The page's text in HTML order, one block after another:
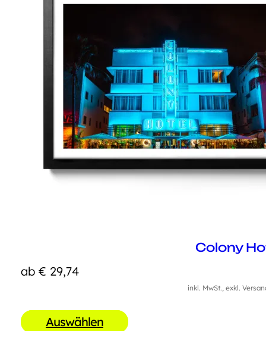
Colony
ab € 29,74
inkl. MwSt., exkl.
Auswählen